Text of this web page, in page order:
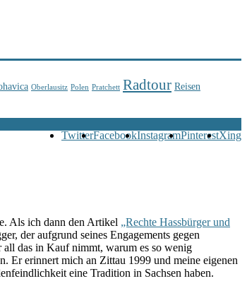
Oberlausitz Polen Pratchett Radtour Reisen
TwitterFacebookInstagramPinterestXing
Als ich dann den Artikel „Rechte Hassbürger und
der aufgrund seines Engagements gegen
das in Kauf nimmt, warum es so wenig
Er erinnert mich an Zittau 1999 und meine eigenen
eine Tradition in Sachsen haben.